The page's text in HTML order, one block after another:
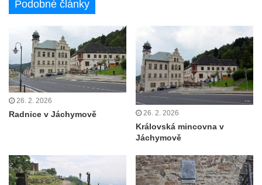
Podobné články
26. 2. 2026
Radnice v Jáchymově 26. 2. 2026
Královská mincovna v
Jáchymově